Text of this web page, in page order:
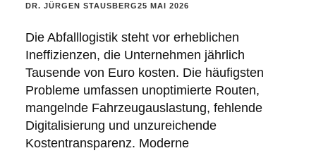
POSTED
DR. JÜRGEN STAUSBERG25 MAI 2026
Die Abfalllogistik steht vor erheblichen
Ineffizienzen, die Unternehmen jährlich
Tausende von Euro kosten. Die häufigsten
Probleme umfassen unoptimierte Routen,
mangelnde Fahrzeugauslastung, fehlende
Digitalisierung und unzureichende
Kostentransparenz. Moderne